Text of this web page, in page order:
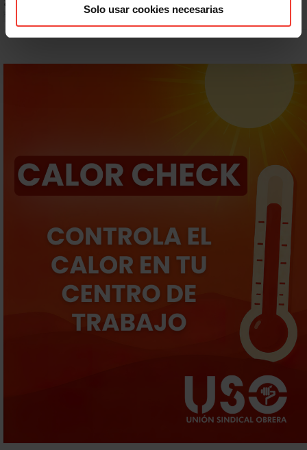
Solo usar cookies necesarias